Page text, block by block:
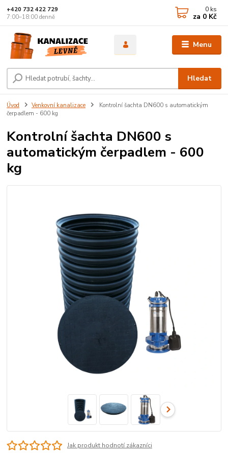
Menu
Hledat
+420 732 422 729
7:00–18:00 denně
0 ks
za 0 Kč
Úvod Venkovní kanalizace
Kontrolní šachta DN600 s automatickým
čerpadlem - 600 kg
Kontrolní šachta DN600 s
automatickým čerpadlem - 600
kg
Jak produkt hodnotí zákazníci